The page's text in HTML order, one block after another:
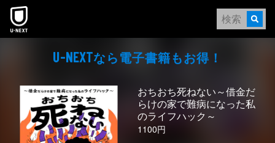
本文へスキップ
U-NEXTなら電⼦書籍もお得！
おちおち死ねない～借金だ
らけの家で難病になった私
のライフハック～
1100円